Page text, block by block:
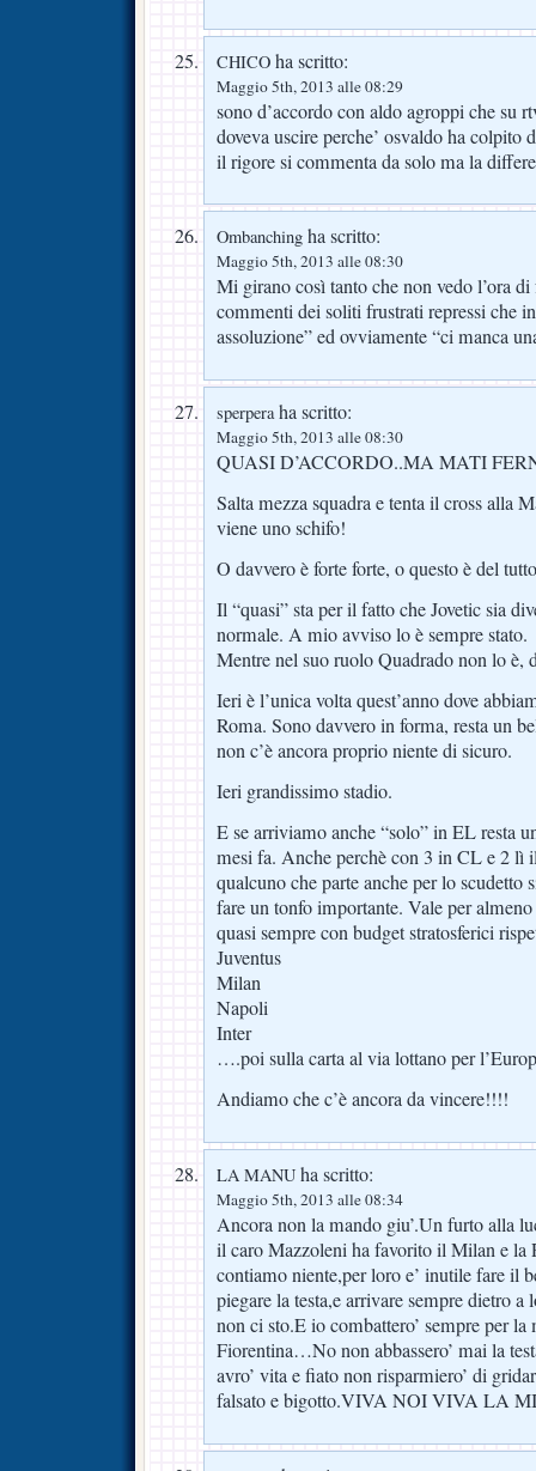
CHICO ha scritto:
Maggio 5th, 2013 alle 08:29
sono d’accordo con aldo agroppi che su
doveva uscire perche’ osvaldo ha colpito
il rigore si commenta da solo ma la
Ombanching ha scritto:
Maggio 5th, 2013 alle 08:30
Mi girano così tanto che non vedo l’ora
commenti dei soliti frustrati repressi che
assoluzione” ed ovviamente “ci manca
sperperaha scritto:
Maggio 5th, 2013 alle 08:30
QUASI D’ACCORDO..MA MATI
Salta mezza squadra e tenta il cross alla
viene uno schifo!
O davvero è forte forte, o questo è del
Il “quasi” sta per il fatto che Jovetic sia
normale. A mio avviso lo è sempre stato.
Mentre nel suo ruolo Quadrado non lo è,
Ieri è l’unica volta quest’anno dove
Roma. Sono davvero in forma, resta un
non c’è ancora proprio niente di sicuro.
Ieri grandissimo stadio.
E se arriviamo anche “solo” in EL resta
mesi fa. Anche perchè con 3 in CL e 2 lì
qualcuno che parte anche per lo scudetto
fare un tonfo importante. Vale per
quasi sempre con budget stratosferici
Juventus
Milan
Napoli
Inter
….poi sulla carta al via lottano per
Andiamo che c’è ancora da vincere!!!!
LA MANU ha scritto:
Maggio 5th, 2013 alle 08:34
Ancora non la mando giu’.Un furto alla
il caro Mazzoleni ha favorito il Milan e la
contiamo niente,per loro e’ inutile fare il
piegare la testa,e arrivare sempre dietro
non ci sto.E io combattero’ sempre per
Fiorentina…No non abbassero’ mai la
avro’ vita e fiato non risparmiero’ di
falsato e bigotto.VIVA NOI VIVA LA